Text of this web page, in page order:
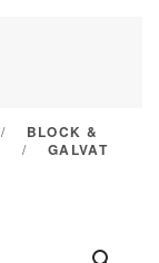
BLOCK &
GALVAT